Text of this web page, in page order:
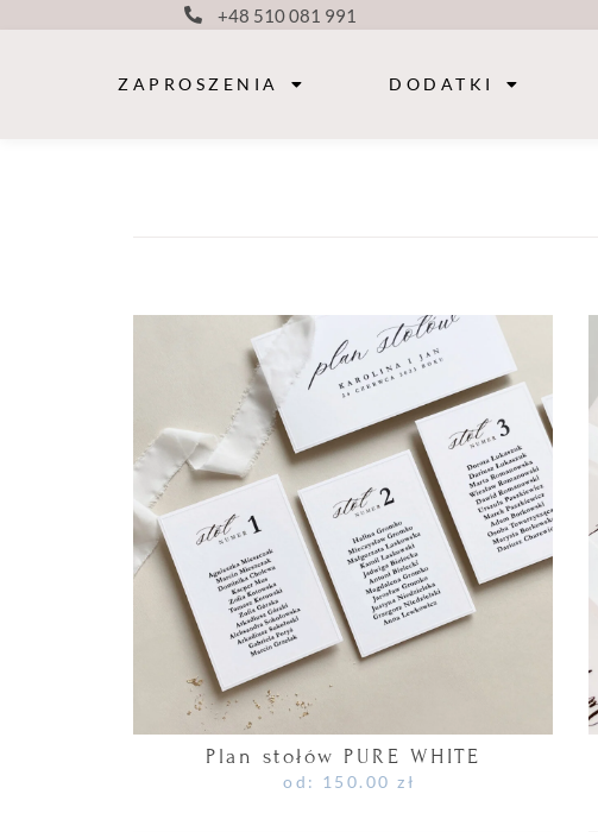
+48 510 081 991
ZAPROSZENIA DODATKI
Plan stołów PURE WHITE
od: 150.00zł